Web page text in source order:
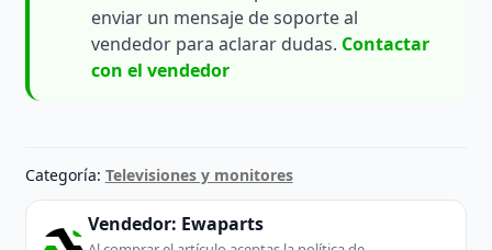
enviar un mensaje de soporte al
vendedor para aclarar dudas. Contactar
con el vendedor
Categoría: Televisiones y monitores
Vendedor: Ewaparts